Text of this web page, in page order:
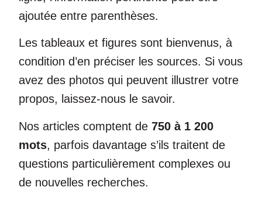
ajoutée entre parenthèses.
Les tableaux et figures sont bienvenus, à
condition d’en préciser les sources. Si vous
avez des photos qui peuvent illustrer votre
propos, laissez-nous le savoir.
Nos articles comptent de 750 à 1 200
mots, parfois davantage s’ils traitent de
questions particulièrement complexes ou
de nouvelles recherches.